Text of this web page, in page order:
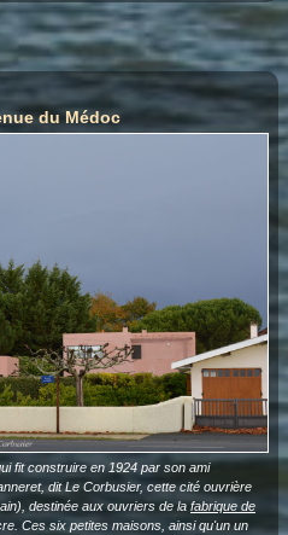
du Médoc
fit construire en 1924 par son ami
dit Le Corbusier, cette cité ouvrière
destinée aux ouvriers de lafabrique de
Ces six petites maisons, ainsi qu'un un